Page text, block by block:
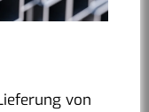
von